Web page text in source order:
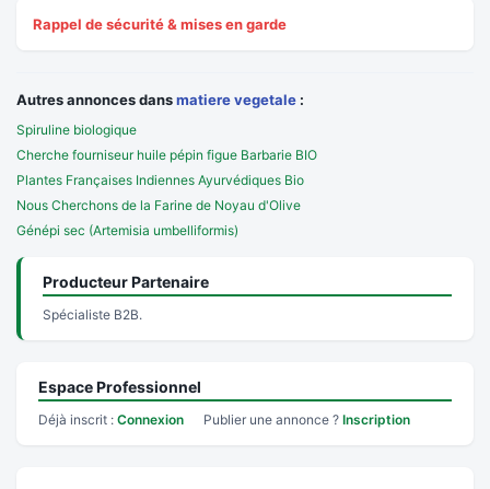
Rappel de sécurité & mises en garde
Autres annonces dansmatiere vegetale :
Spiruline biologique
Cherche fourniseur huile pépin figue Barbarie BIO
Plantes Françaises Indiennes Ayurvédiques Bio
Nous Cherchons de la Farine de Noyau d'Olive
Génépi sec (Artemisia umbelliformis)
Producteur Partenaire
Spécialiste B2B.
Espace Professionnel
Déjà inscrit : Connexion Publier une annonce ? Inscription